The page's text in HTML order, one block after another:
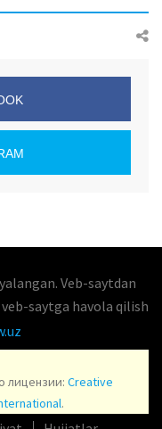
Veb-saytdan
saytga havola qilish
лицензии: Creative
.